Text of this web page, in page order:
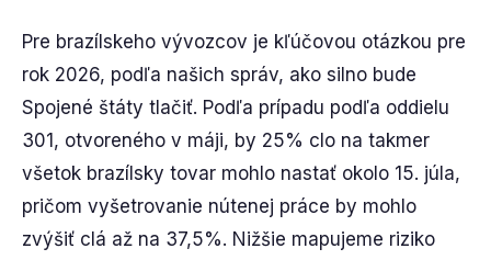
Pre brazílskeho vývozcov je kľúčovou otázkou pre
rok 2026, podľa našich správ, ako silno bude
Spojené štáty tlačiť. Podľa prípadu podľa oddielu
301, otvoreného v máji, by 25% clo na takmer
všetok brazílsky tovar mohlo nastať okolo 15. júla,
pričom vyšetrovanie nútenej práce by mohlo
zvýšiť clá až na 37,5%. Nižšie mapujeme riziko